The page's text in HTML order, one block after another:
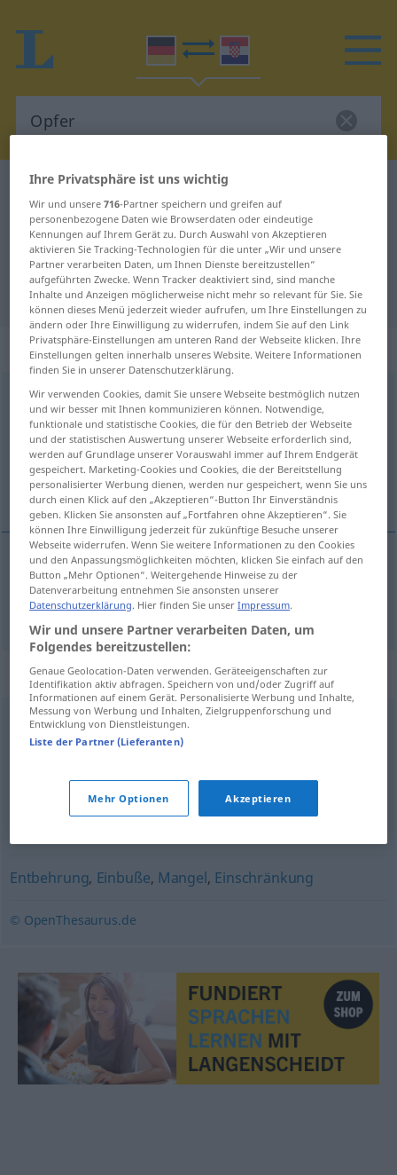
Deutsch-Kroatisch Wörterbuch
Deutsch-Kroatisch Übersetzung für
"Opfer"
"Opfer" Kroatisch Übersetzung
„Opfer“: Neutrum
Opfern <-s;Opfer>
Übersicht aller Übersetzungen
(Für mehr Details die Übersetzung anklicken/antippen)
žrtva
žrtva Opfer
Synonyme für "Opfer"
Graupe (ugs.), Null (ugs.),Verlierer(typ)
Krücke (ugs.)
Entbehrung, Einbuße, Mangel, Einschränkung
© OpenThesaurus.de
Ihre Privatsphäre ist uns wichtig
Wir und unsere716-Partner speichern und greifen auf
personenbezogene Daten wie Browserdaten oder eindeutige
Kennungen auf Ihrem Gerät zu. Durch Auswahl von Akzeptieren
aktivieren Sie Tracking-Technologien für die unter „Wir und unsere
Partner verarbeiten Daten, um Ihnen Dienste bereitzustellen“
aufgeführten Zwecke. Wenn Tracker deaktiviert sind, sind manche
Inhalte und Anzeigen möglicherweise nicht mehr so relevant für Sie. Sie
können dieses Menü jederzeit wieder aufrufen, um Ihre Einstellungen zu
ändern oder Ihre Einwilligung zu widerrufen, indem Sie auf den Link
Privatsphäre-Einstellungen am unteren Rand der Webseite klicken. Ihre
Einstellungen gelten innerhalb unseres Website. Weitere Informationen
finden Sie in unserer Datenschutzerklärung.
Wir verwenden Cookies, damit Sie unsere Webseite bestmöglich nutzen
und wir besser mit Ihnen kommunizieren können. Notwendige,
funktionale und statistische Cookies, die für den Betrieb der Webseite
und der statistischen Auswertung unserer Webseite erforderlich sind,
werden auf Grundlage unserer Vorauswahl immer auf Ihrem Endgerät
gespeichert. Marketing-Cookies und Cookies, die der Bereitstellung
personalisierter Werbung dienen, werden nur gespeichert, wenn Sie uns
durch einen Klick auf den „Akzeptieren“-Button Ihr Einverständnis
geben. Klicken Sie ansonsten auf „Fortfahren ohne Akzeptieren“. Sie
können Ihre Einwilligung jederzeit für zukünftige Besuche unserer
Webseite widerrufen. Wenn Sie weitere Informationen zu den Cookies
und den Anpassungsmöglichkeiten möchten, klicken Sie einfach auf den
Button „Mehr Optionen“. Weitergehende Hinweise zu der
Datenverarbeitung entnehmen Sie ansonsten unserer
Datenschutzerklärung. Hier finden Sie unserImpressum.
Wir und unsere Partner verarbeiten Daten, um
Folgendes bereitzustellen:
Genaue Geolocation-Daten verwenden. Geräteeigenschaften zur
Identifikation aktiv abfragen. Speichern von und/oder Zugriff auf
Informationen auf einem Gerät. Personalisierte Werbung und Inhalte,
Messung von Werbung und Inhalten, Zielgruppenforschung und
Entwicklung von Dienstleistungen.
Liste der Partner (Lieferanten)
Mehr Optionen Akzeptieren